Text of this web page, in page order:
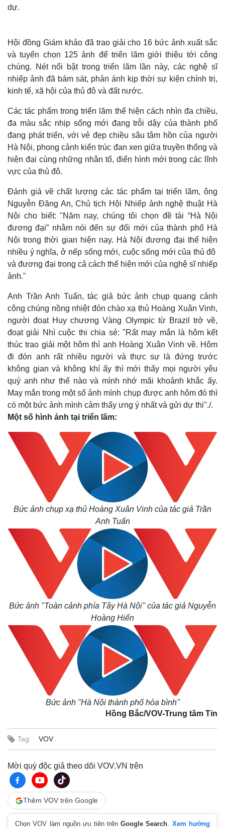
Thế giới
Quan sát
Cuộc sống đó đây
Hồ sơ
Multimedia
Ảnh
E-Magazine
Infographic
dự.
Hội đồng Giám khảo đã trao giải cho 16 bức ảnh xuất sắc
và tuyển chọn 125 ảnh để triển lãm giới thiệu tới công
chúng. Nét nổi bật trong triển lãm lần này, các nghệ sĩ
nhiếp ảnh đã bám sát, phản ánh kịp thời sự kiện chính trị,
kinh tế, xã hội của thủ đô và đất nước.
Các tác phẩm trong triển lãm thể hiện cách nhìn đa chiều,
đa màu sắc nhịp sống mới đang trỗi dậy của thành phố
đang phát triển, với vẻ đẹp chiều sâu tâm hồn của người
Hà Nội, phong cảnh kiến trúc đan xen giữa truyền thống và
hiện đại cùng những nhân tố, điển hình mới trong các lĩnh
vực của thủ đô.
Đánh giá về chất lượng các tác phẩm tại triển lãm, ông
Nguyễn Đăng An, Chủ tịch Hội Nhiếp ảnh nghệ thuật Hà
Nội cho biết: "Năm nay, chúng tôi chọn đề tài “Hà Nội
đương đại” nhằm nói đến sự đổi mới của thành phố Hà
Nội trong thời gian hiện nay. Hà Nội đương đại thể hiện
nhiều ý nghĩa, ở nếp sống mới, cuộc sống mới của thủ đô
và đương đại trong cả cách thể hiện mới của nghệ sĩ nhiếp
ảnh."
Anh Trần Anh Tuấn, tác giả bức ảnh chụp quang cảnh
công chúng nồng nhiệt đón chào xạ thủ Hoàng Xuân Vinh,
người đoạt Huy chương Vàng Olympic từ Brazil trở về,
đoạt giải Nhì cuộc thi chia sẻ: "Rất may mắn là hôm kết
thúc trao giải một hôm thì anh Hoàng Xuân Vinh về. Hôm
đi đón anh rất nhiều người và thực sự là đứng trước
không gian và không khí ấy thì mới thấy mọi người yêu
quý anh như thế nào và mình nhớ mãi khoảnh khắc ấy.
May mắn trong một số ảnh mình chụp được anh hôm đó thì
có một bức ảnh mình cảm thấy ưng ý nhất và gửi dự thi"./.
Một số hình ảnh tại triển lãm:
Bức ảnh chụp xạ thủ Hoàng Xuân Vinh của tác giả Trần
Anh Tuấn
Bức ảnh "Toàn cảnh phía Tây Hà Nội" của tác giả Nguyễn
Hoàng Hiển
Bức ảnh "Hà Nội thành phố hòa bình"
Hồng Bắc/VOV-Trung tâm Tin
Tag: VOV
Mời quý độc giả theo dõi VOV.VN trên
Thêm VOV trên Google
Chọn VOV làm nguồn ưu tiên trênGoogle Search. Xem hướng